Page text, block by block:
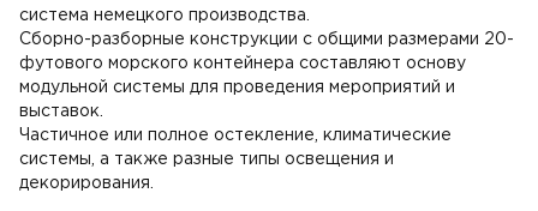
система немецкого производства.
Сборно-разборные конструкции с общими размерами 20-
футового морского контейнера составляют основу
модульной системы для проведения мероприятий и
выставок.
Частичное или полное остекление, климатические
системы, а также разные типы освещения и
декорирования.